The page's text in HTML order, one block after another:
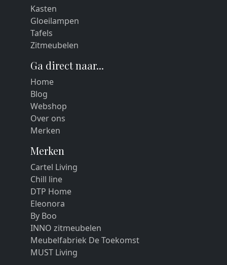
Kasten
Gloeilampen
Tafels
Zitmeubelen
Ga direct naar...
Home
Blog
Webshop
Over ons
Merken
Merken
Cartel Living
Chill line
DTP Home
Eleonora
By Boo
INNO zitmeubelen
Meubelfabriek De Toekomst
MUST Living